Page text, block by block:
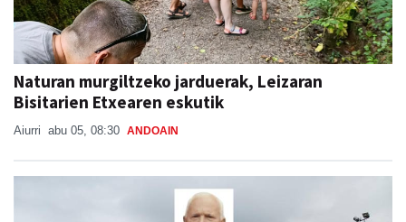
Naturan murgiltzeko jarduerak, Leizaran
Bisitarien Etxearen eskutik
Aiurri abu 05, 08:30 ANDOAIN